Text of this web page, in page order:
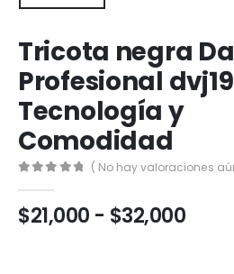
Tricota negra
Profesional
Tecnología y
Comodidad
( No hay valoraciones
$21,000 - $32,000